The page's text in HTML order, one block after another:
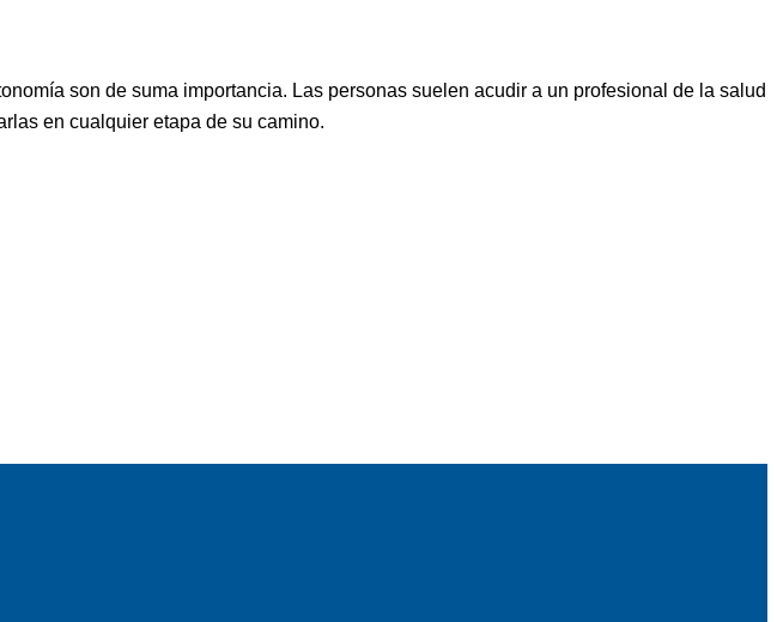
son de suma importancia. Las personas suelen acudir a un profesional de la salud
en cualquier etapa de su camino.